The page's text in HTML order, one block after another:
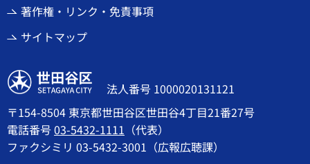
著作権・リンク・免責事項
サイトマップ
世田谷区
法人番号 1000020131121
〒154-8504 東京都世田谷区世田谷4丁目21番27号
電話番号03-5432-1111 （代表）
ファクシミリ 03-5432-3001（広報広聴課）